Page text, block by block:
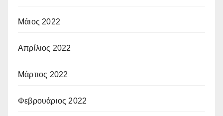
Μάιος 2022
Απρίλιος 2022
Μάρτιος 2022
Φεβρουάριος 2022